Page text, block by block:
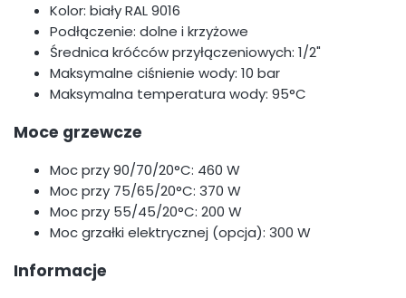
Kolor: biały RAL 9016
Podłączenie: dolne i krzyżowe
Średnica króćców przyłączeniowych: 1/2"
Maksymalne ciśnienie wody: 10 bar
Maksymalna temperatura wody: 95°C
Moce grzewcze
Moc przy 90/70/20°C: 460 W
Moc przy 75/65/20°C: 370 W
Moc przy 55/45/20°C: 200 W
Moc grzałki elektrycznej (opcja): 300 W
Informacje